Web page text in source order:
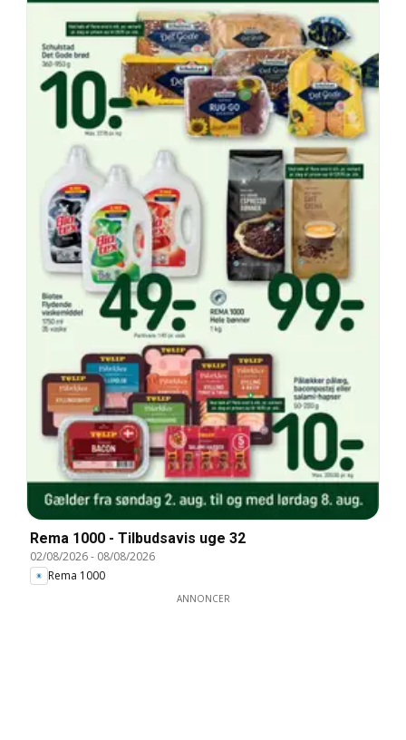
Rema 1000 - Tilbudsavis uge 32
02/08/2026- 08/08/2026
Rema 1000
ANNONCER